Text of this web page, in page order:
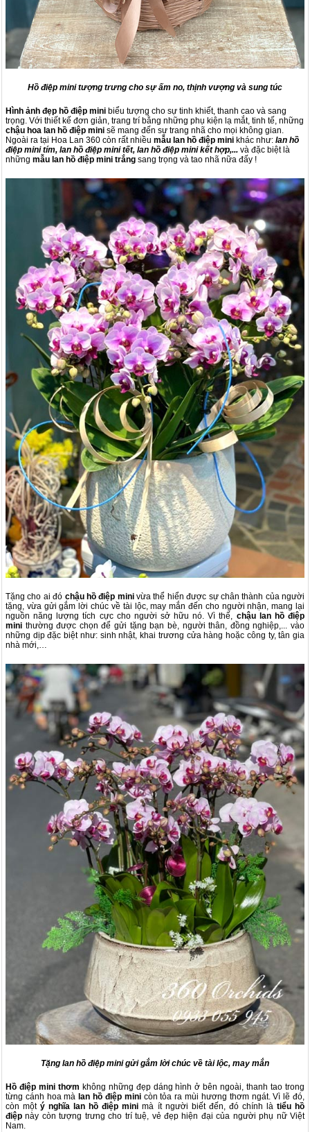
Hồ điệp mini tượng trưng cho sự ấm no, thịnh vượng và sung túc
Hình ảnh đẹp hồ điệp mini biểu tượng cho sự tinh khiết, thanh cao và sang
trọng. Với thiết kế đơn giản, trang trí bằng những phụ kiện lạ mắt, tinh tế, những
chậu hoa lan hồ điệp mini sẽ mang đến sự trang nhã cho mọi không gian.
Ngoài ra tại Hoa Lan 360 còn rất nhiều mẫu lan hồ điệp mini khác như: lan hồ
điệp mini tím, lan hồ điệp mini tết, lan hồ điệp mini kết hợp,... và đặc biệt là
những mẫu lan hồ điệp mini trắng sang trọng và tao nhã nữa đấy !
Tặng cho ai đó chậu hồ điệp minivừa thể hiển được sự chân thành của người
tặng, vừa gửi gắm lời chúc về tài lộc, may mắn đến cho người nhận, mang lại
nguồn năng lượng tích cực cho người sở hữu nó. Vì thế, chậu lan hồ điệp
mini thường được chọn để gửi tặng bạn bè, người thân, đồng nghiệp,... vào
những dịp đặc biệt như: sinh nhật, khai trương cửa hàng hoặc công ty, tân gia
nhà mới,…
Tặng lan hồ điệp mini gửi gắm lời chúc về tài lộc, may mắn
Hồ điệp mini thơm không những đẹp dáng hình ở bên ngoài, thanh tao trong
từng cánh hoa mà lan hồ điệp minicòn tỏa ra mùi hương thơm ngát. Vì lẽ đó,
còn mộtý nghĩa lan hồ điệp mini mà ít người biết đến, đó chính là tiểu hồ
điệp này còn tượng trưng cho trí tuệ, vẻ đẹp hiện đại của người phụ nữ Việt
Nam.